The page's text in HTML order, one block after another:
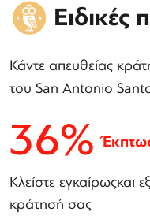
Κάντε απευθείας
του San Antonio
36%
Κλείστε εγκαίρωςκαι
κράτησή σας